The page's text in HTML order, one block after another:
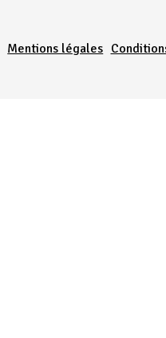
Mentions légales